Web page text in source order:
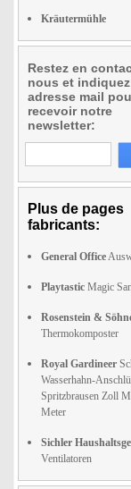
Kräutermühle
Restez en
nous et
adresse mail
recevoir notre
newsletter:
Plus de pages
fabricants:
General Office
Playtastic Magic
Rosenstein &
Thermokomposter
Royal Gardineer
Wasserhahn-
Spritzbrausen Zoll
Meter
Sichler
Ventilatoren